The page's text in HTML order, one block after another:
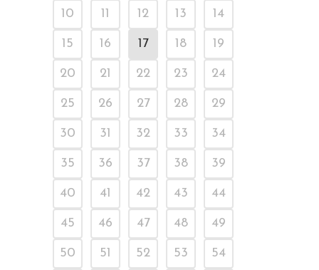
10 11 12 13 14
15 16 17 18 19
20 21 22 23 24
25 26 27 28 29
30 31 32 33 34
35 36 37 38 39
40 41 42 43 44
45 46 47 48 49
50 51 52 53 54